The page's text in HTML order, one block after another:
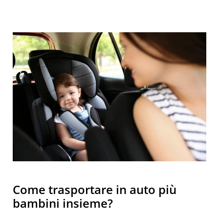
Come trasportare in auto più
bambini insieme?